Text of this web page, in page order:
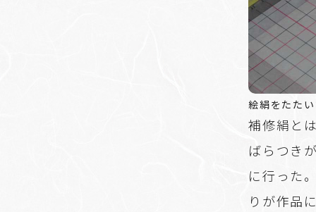
絵絹をたた
補修絹と
ばらつき
に行った
りが作品